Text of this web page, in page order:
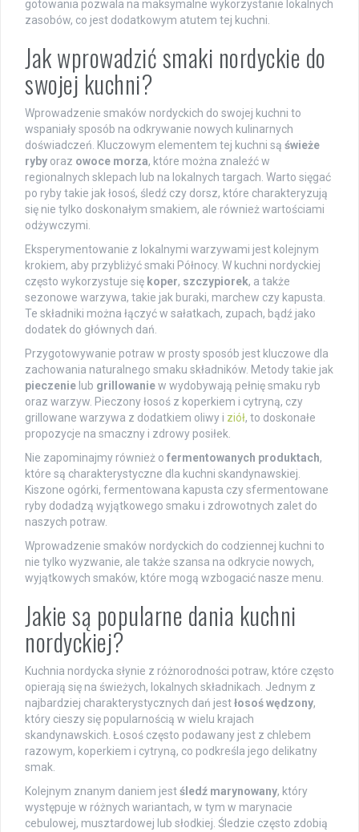
gotowania pozwala na maksymalne wykorzystanie lokalnych
zasobów, co jest dodatkowym atutem tej kuchni.
Jak wprowadzić smaki nordyckie do
swojej kuchni?
Wprowadzenie smaków nordyckich do swojej kuchni to
wspaniały sposób na odkrywanie nowych kulinarnych
doświadczeń. Kluczowym elementem tej kuchni są świeże
ryby oraz owoce morza, które można znaleźć w
regionalnych sklepach lub na lokalnych targach. Warto sięgać
po ryby takie jak łosoś, śledź czy dorsz, które charakteryzują
się nie tylko doskonałym smakiem, ale również wartościami
odżywczymi.
Eksperymentowanie z lokalnymi warzywami jest kolejnym
krokiem, aby przybliżyć smaki Północy. W kuchni nordyckiej
często wykorzystuje się koper, szczypiorek, a także
sezonowe warzywa, takie jak buraki, marchew czy kapusta.
Te składniki można łączyć w sałatkach, zupach, bądź jako
dodatek do głównych dań.
Przygotowywanie potraw w prosty sposób jest kluczowe dla
zachowania naturalnego smaku składników. Metody takie jak
pieczenie lub grillowaniew wydobywają pełnię smaku ryb
oraz warzyw. Pieczony łosoś z koperkiem i cytryną, czy
grillowane warzywa z dodatkiem oliwy i ziół, to doskonałe
propozycje na smaczny i zdrowy posiłek.
Nie zapominajmy również o fermentowanych produktach,
które są charakterystyczne dla kuchni skandynawskiej.
Kiszone ogórki, fermentowana kapusta czy sfermentowane
ryby dodadzą wyjątkowego smaku i zdrowotnych zalet do
naszych potraw.
Wprowadzenie smaków nordyckich do codziennej kuchni to
nie tylko wyzwanie, ale także szansa na odkrycie nowych,
wyjątkowych smaków, które mogą wzbogacić nasze menu.
Jakie są popularne dania kuchni
nordyckiej?
Kuchnia nordycka słynie z różnorodności potraw, które często
opierają się na świeżych, lokalnych składnikach. Jednym z
najbardziej charakterystycznych dań jestłosoś wędzony,
który cieszy się popularnością w wielu krajach
skandynawskich. Łosoś często podawany jest z chlebem
razowym, koperkiem i cytryną, co podkreśla jego delikatny
smak.
Kolejnym znanym daniem jestśledź marynowany, który
występuje w różnych wariantach, w tym w marynacie
cebulowej, musztardowej lub słodkiej. Śledzie często zdobią